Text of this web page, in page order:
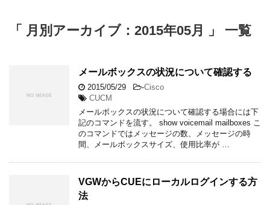
「 月別アーカイブ：2015年05月 」 一覧
メールボックスの状況について確認する
2015/05/29 -Cisco
CUCM
メールボックスの状況について確認する場合には下
記のコマンドを流す。 show voicemail mailboxes こ
のコマンドではメッセージの数、メッセージの時
間、メールボックスサイズ、使用比率が …
VGWからCUEにローカルログインする方
法